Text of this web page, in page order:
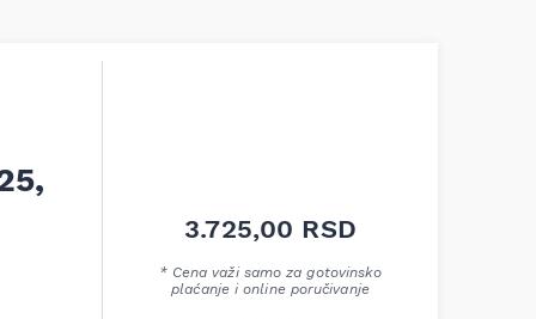
3.725,00 RSD
* Cena važi samo za gotovinsko
plaćanje i online poručivanje